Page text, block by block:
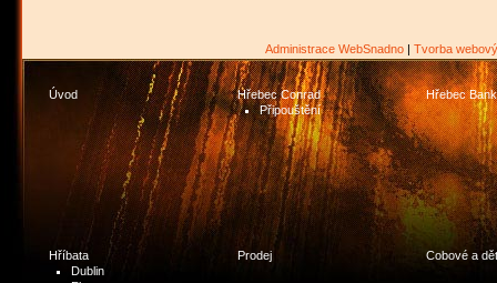
Administrace WebSnadno| Tvorba
Úvod
Hřebec Conrad
Připouštění
Hřebec
Hříbata
Dublin
Prodej Cobové a